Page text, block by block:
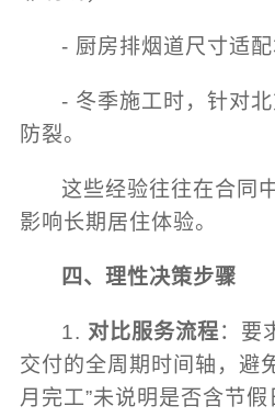
- 厨房排烟道尺寸适配
- 冬季施工时，针对
防裂。
这些经验往往在合同
影响长期居住体验。
四、理性决策步骤
1. 对比服务流程：要
交付的全周期时间轴，避
月完工”未说明是否含节假